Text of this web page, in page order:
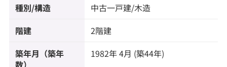
種別/構造 中古一戸建/木造
階建 2階建
築年月（築年
数）
1982年 4月 (築44年)